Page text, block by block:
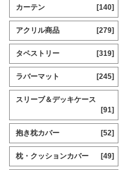
カーテン [140]
アクリル商品 [279]
タペストリー [319]
ラバーマット [245]
スリーブ＆デッキケース
[91]
抱き枕カバー [52]
枕・クッションカバー [49]